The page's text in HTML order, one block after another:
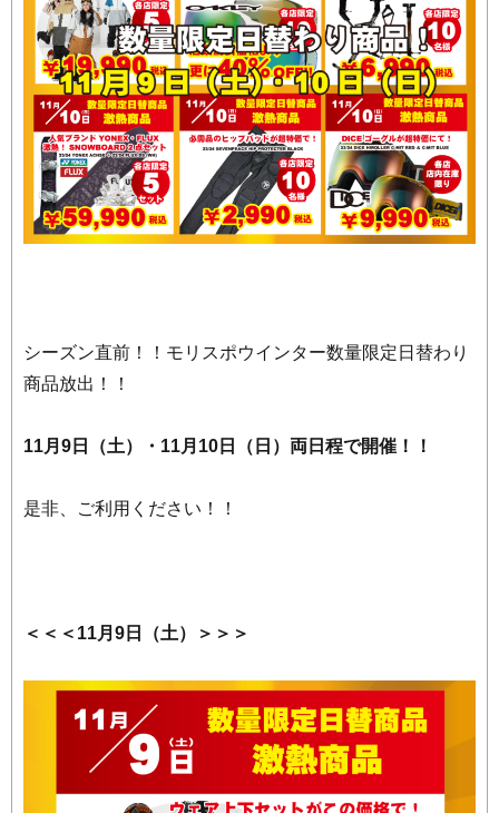
シーズン直前！！モリスポウインター数量限定日替わり
商品放出！！
11月9日（土）・11月10日（日）両日程で開催！！
是非、ご利用ください！！
＜＜＜11月9日（土）＞＞＞